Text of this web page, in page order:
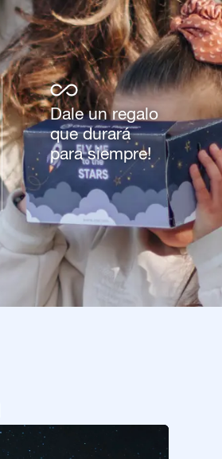
Dale un regalo
que durará
para siempre!